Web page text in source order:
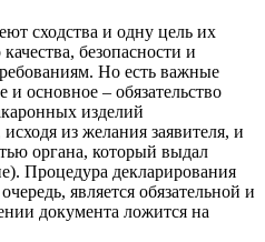
сходства и одну цель их
безопасности и
Но есть важные
основное – обязательство
изделий
из желания заявителя, и
органа, который выдал
Процедура декларирования
является обязательной и
документа ложится на